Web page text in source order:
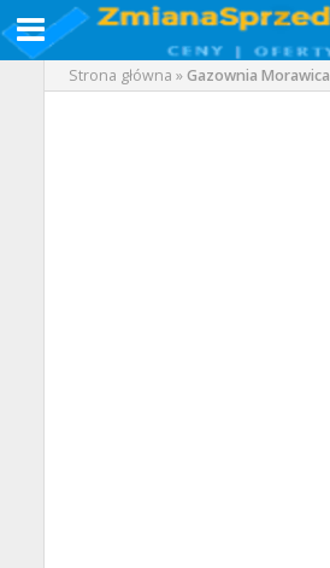
Strona główna »Gazownia Morawica